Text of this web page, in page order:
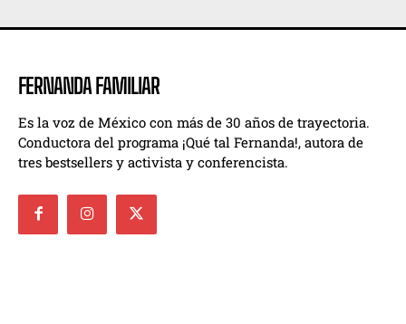
FERNANDA FAMILIAR
Es la voz de México con más de 30 años de trayectoria.
Conductora del programa ¡Qué tal Fernanda!, autora de
tres bestsellers y activista y conferencista.